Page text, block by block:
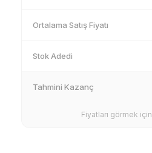
Ortalama Satış Fiyatı
Stok Adedi
Tahmini Kazanç
Fiyatları görmek için